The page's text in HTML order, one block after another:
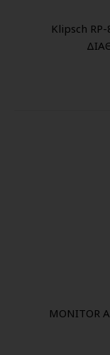
Klipsch
MONITOR